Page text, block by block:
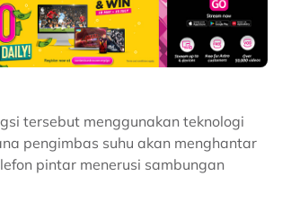
tersebut menggunakan teknologi
pengimbas suhu akan menghantar
pintar menerusi sambungan